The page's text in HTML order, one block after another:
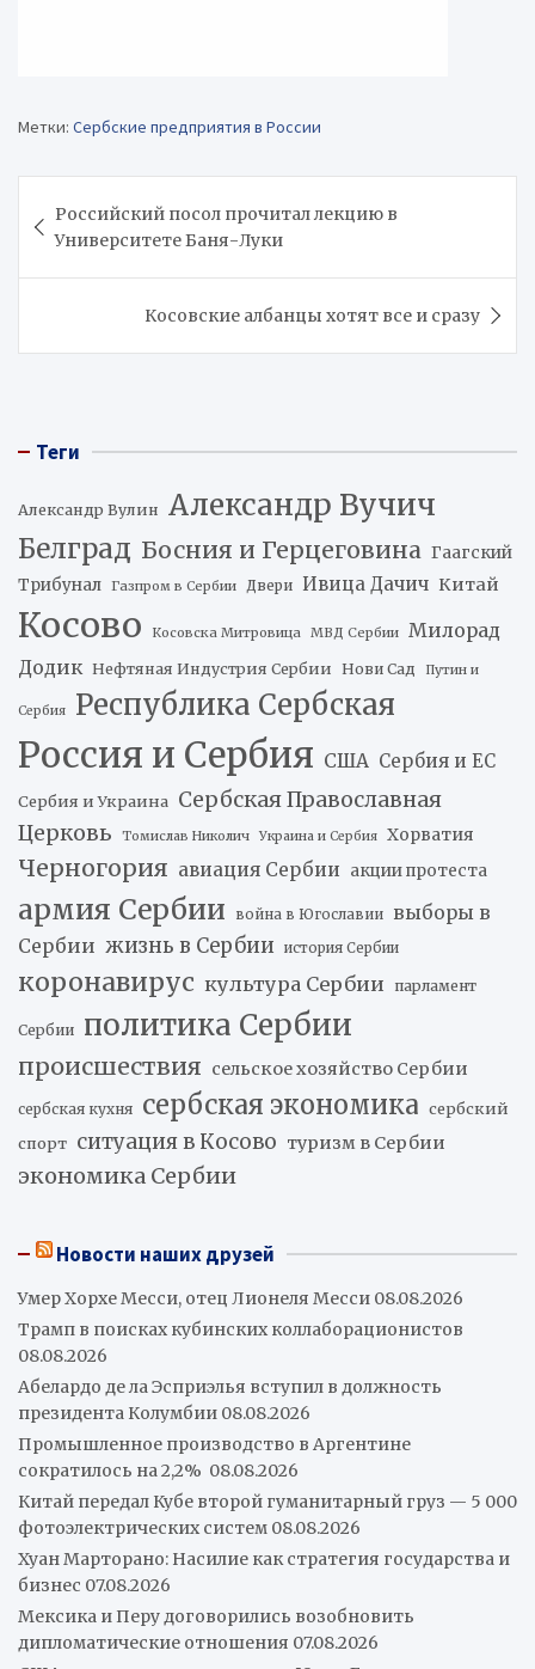
Метки: Сербские предприятия в России
по
записям
Российский посол прочитал лекцию в
Университете Баня-Луки
Косовские албанцы хотят все и сразу
Теги
Александр Вулин Александр Вучич
Белград Босния и Герцеговина Гаагский
Трибунал Газпром в Сербии Двери Ивица Дачич Китай
Косово Косовска Митровица МВД Сербии Милорад
Додик Нефтяная Индустрия Сербии Нови Сад Путин и
Сербия Республика Сербская
Россия и Сербия США Сербия и ЕС
Сербия и Украина Сербская Православная
Церковь
Томислав Николич Украина и Сербия Хорватия
Черногория авиация Сербии акции протеста
армия Сербии война в Югославии
выборы в
Сербии жизнь в Сербии история Сербии
коронавирус культура Сербии парламент
Сербии политика Сербии
происшествия сельское хозяйство Сербии
сербская кухня сербская экономика сербский
спорт ситуация в Косово туризм в Сербии
экономика Сербии
Новости наших друзей
Умер Хорхе Месси, отец Лионеля Месси 08.08.2026
Трамп в поисках кубинских коллаборационистов
08.08.2026
Абелардо де ла Эсприэлья вступил в должность
президента Колумбии 08.08.2026
Промышленное производство в Аргентине
сократилось на 2,2% 08.08.2026
Китай передал Кубе второй гуманитарный груз — 5 000
фотоэлектрических систем 08.08.2026
Хуан Марторано: Насилие как стратегия государства и
бизнес 07.08.2026
Мексика и Перу договорились возобновить
дипломатические отношения 07.08.2026